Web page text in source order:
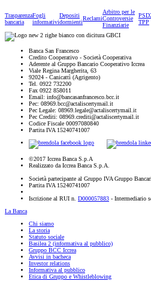
Trasparenza
bancaria
Fogli
informativi
Depositi
dormienti
Reclami
Arbitro per le
Controversie
Finanziarie
TPP
Banca San Francesco
Credito Cooperativo - Società Cooperativa
Aderente al Gruppo Bancario Cooperativo Iccrea
Viale Regina Margherita, 63
92024 - Canicattì (Agrigento)
Tel. 0922 732200
Fax 0922 858011
Email: info@bancasanfrancesco.bcc.it
Pec: 08969.bcc@actaliscertymail.it
Pec Legale: 08969.legale@actaliscertymail.it
Pec Crediti: 08969.crediti@actaliscertymail.it
Codice Fiscale 00097080840
Partita IVA 15240741007
©2017 Iccrea Banca S.p.A
Realizzato da Iccrea Banca S.p.A.
Società partecipante al Gruppo IVA Gruppo
Partita IVA 15240741007
Iscrizione al RUI n. D000057883 - Intermediario
La Banca
Chi siamo
La storia
Statuto sociale
Basilea 2 (informativa al pubblico)
Gruppo BCC Iccrea
Avvisi in bacheca
Investor relations
Informativa al pubblico
Etica di Gruppo e Whistleblowing